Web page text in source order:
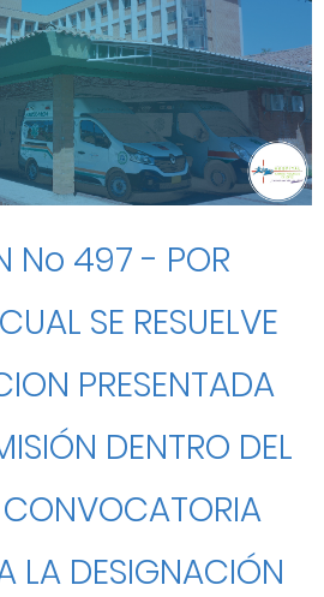
No 497 - POR
SE RESUELVE
PRESENTADA
DENTRO DEL
LA DESIGNACIÓN